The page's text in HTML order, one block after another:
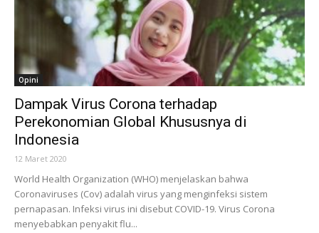
Opini
Dampak Virus Corona terhadap
Perekonomian Global Khususnya di
Indonesia
12 Maret 2020
World Health Organization (WHO) menjelaskan bahwa
Coronaviruses (Cov) adalah virus yang menginfeksi sistem
pernapasan. Infeksi virus ini disebut COVID-19. Virus Corona
menyebabkan penyakit flu...